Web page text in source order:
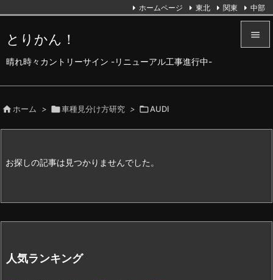
とりかん！
晴れ時々カントリーサイン -リニューアル工事進行中-

ホームページ 東北 関東 中部
 ホーム > 車種見分け方研究 > AUDI
お探しの記事は見つかりませんでした。
人気ランキング